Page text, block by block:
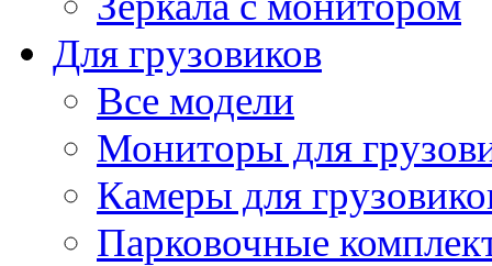
Для грузовиков
Все модели
Мониторы для
Камеры для
Парковочные